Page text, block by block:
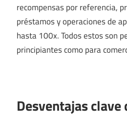
recompensas por referencia,
préstamos y operaciones de
hasta 100x. Todos estos son
principiantes como para
Desventajas